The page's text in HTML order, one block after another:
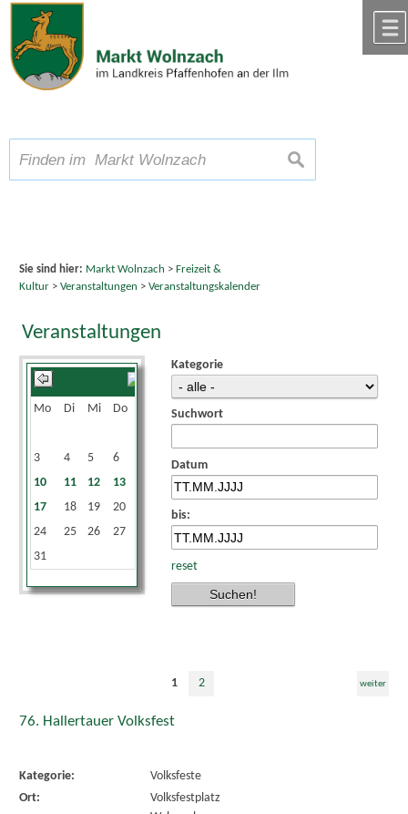
Zum Inhalt,zur Navigation
Schriftgröße A A A suchen
Sie sind hier: Markt Wolnzach > Freizeit &
Kultur> Veranstaltungen > Veranstaltungskalender
Veranstaltungen
Mo
Di Mi Do Sa
So
3
4 5 6
10
11 12 13 15
16
17
18 19 20 22
24
25 26 27 29
30
31
Kategorie
Suchwort
Datum
bis:
reset
1 2 weiter
76. Hallertauer Volksfest
Kategorie:
Volksfeste
Ort:
Volksfestplatz